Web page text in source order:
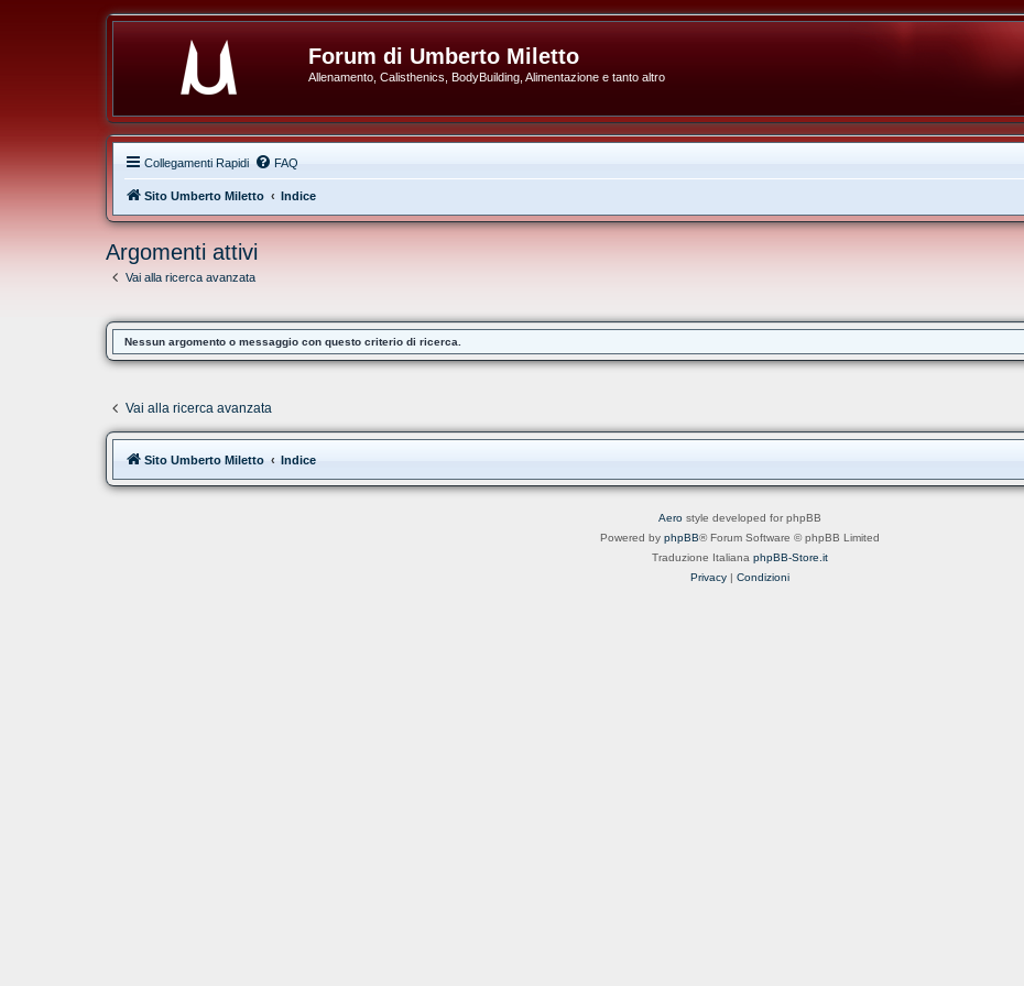
Forum di Umberto Miletto
Allenamento, Calisthenics, BodyBuilding, Alimentazione e tanto altro
Collegamenti Rapidi FAQ
Sito Umberto Miletto Indice
Argomenti attivi
Vai alla ricerca avanzata
Nessun argomento o messaggio con questo criterio di ricerca.
Vai alla ricerca avanzata
Sito Umberto Miletto Indice
Aero style developed for phpBB
Powered by phpBB® Forum Software © phpBB Limited
Traduzione Italiana phpBB-Store.it
Privacy | Condizioni